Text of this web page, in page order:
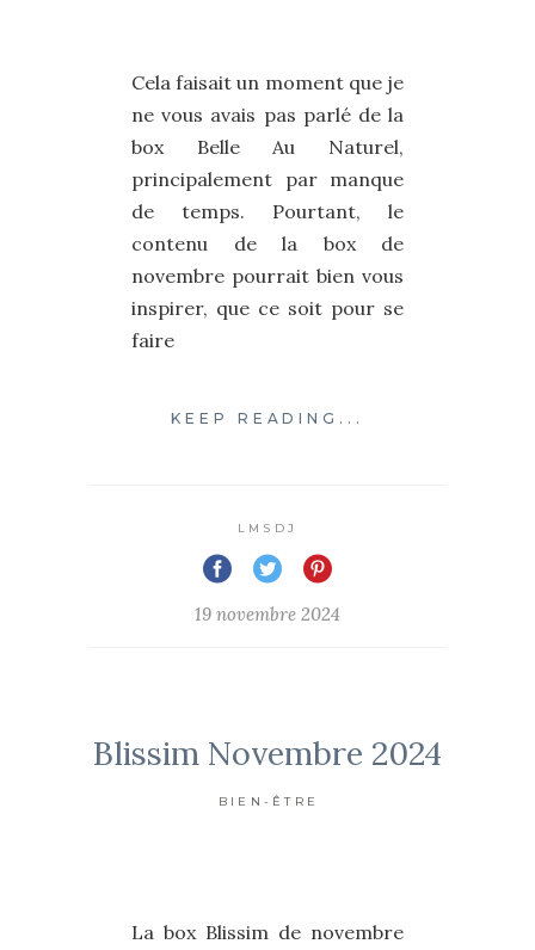
Cela faisait un moment que je
ne vous avais pas parlé de la
box Belle Au Naturel,
principalement par manque
de temps. Pourtant, le
contenu de la box de
novembre pourrait bien vous
inspirer, que ce soit pour se
faire
KEEP READING...
LMSDJ
19 novembre 2024
Blissim Novembre 2024
BIEN-ÊTRE
La box Blissim de novembre